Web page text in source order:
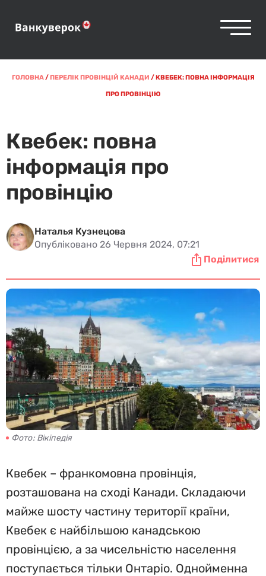
ГОЛОВНА/ПЕРЕЛІК ПРОВІНЦІЙ КАНАДИ /КВЕБЕК: ПОВНА ІНФОРМАЦІЯ
ПРО ПРОВІНЦІЮ
Квебек: повна
інформація про
провінцію
Наталья Кузнецова
Опубліковано 26 Червня 2024, 07:21
Поділитися
Фото: Вікіпедія
Квебек – франкомовна провінція,
розташована на сході Канади. Складаючи
майже шосту частину території країни,
Квебек є найбільшою канадською
провінцією, а за чисельністю населення
поступається тільки Онтаріо. Однойменна